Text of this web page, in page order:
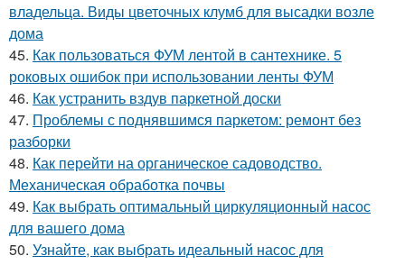
владельца. Виды цветочных клумб для высадки возле
дома
45. Как пользоваться ФУМ лентой в сантехнике. 5
роковых ошибок при использовании ленты ФУМ
46. Как устранить вздув паркетной доски
47. Проблемы с поднявшимся паркетом: ремонт без
разборки
48. Как перейти на органическое садоводство.
Механическая обработка почвы
49. Как выбрать оптимальный циркуляционный насос
для вашего дома
50. Узнайте, как выбрать идеальный насос для